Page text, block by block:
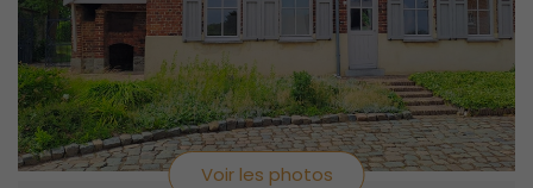
Voir les photos